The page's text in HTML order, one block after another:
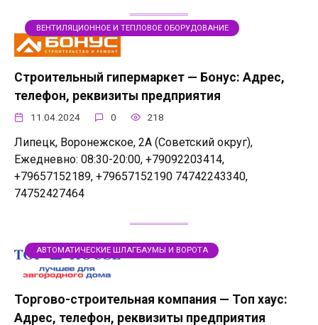
ВЕНТИЛЯЦИОННОЕ И ТЕПЛОВОЕ ОБОРУДОВАНИЕ
Строительный гипермаркет — Бонус: Адрес,
телефон, реквизиты предприятия
11.04.2024 0 218
Липецк, Воронежское, 2А (Советский округ),
Ежедневно: 08:30-20:00, +79092203414,
+79657152189, +79657152190 74742243340,
74752427464
АВТОМАТИЧЕСКИЕ ШЛАГБАУМЫ И ВОРОТА
Торгово-строительная компания — Топ хаус:
Адрес, телефон, реквизиты предприятия